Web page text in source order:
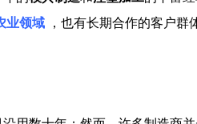
业领域 ，也有长期合作的客户